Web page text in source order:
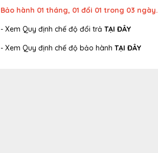
Bảo hành 01 tháng, 01 đổi 01 trong 03 ngày.
- Xem Quy định chế độ đổi trả TẠI ĐÂY
- Xem Quy định chế độ bảo hành TẠI ĐÂY